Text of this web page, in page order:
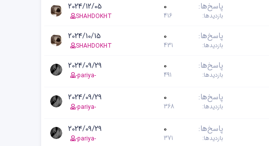
پاسخ‌ها 0
بازدیدها 416
2024/12/05
SHAHDOKHT
پاسخ‌ها 0
بازدیدها 431
2024/10/15
SHAHDOKHT
پاسخ‌ها 0
بازدیدها 491
2024/09/29
-pariya-
پاسخ‌ها 0
بازدیدها 368
2024/09/29
-pariya-
پاسخ‌ها 0
بازدیدها 371
2024/09/29
-pariya-